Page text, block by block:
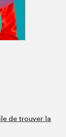
de trouver la